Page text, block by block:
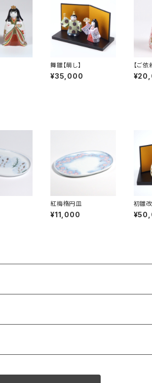
舞雛【萌し】
¥35,000
【ご
女雛の
紅梅楕円皿
¥11,000
初雛